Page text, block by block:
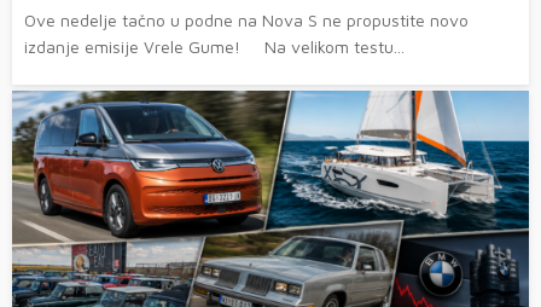
Ove nedelje tačno u podne na Nova S ne propustite novo
izdanje emisije Vrele Gume! Na velikom testu...